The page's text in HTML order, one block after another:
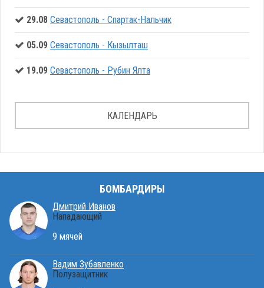
29.08 Севастополь - Спартак-Нальчик
05.09 Севастополь - Кызылташ
19.09 Севастополь - Рубин Ялта
КАЛЕНДАРЬ
БОМБАРДИРЫ
Дмитрий Иванов
Нападающий
9 мячей
Вадим Зубавленко
Полузащитник